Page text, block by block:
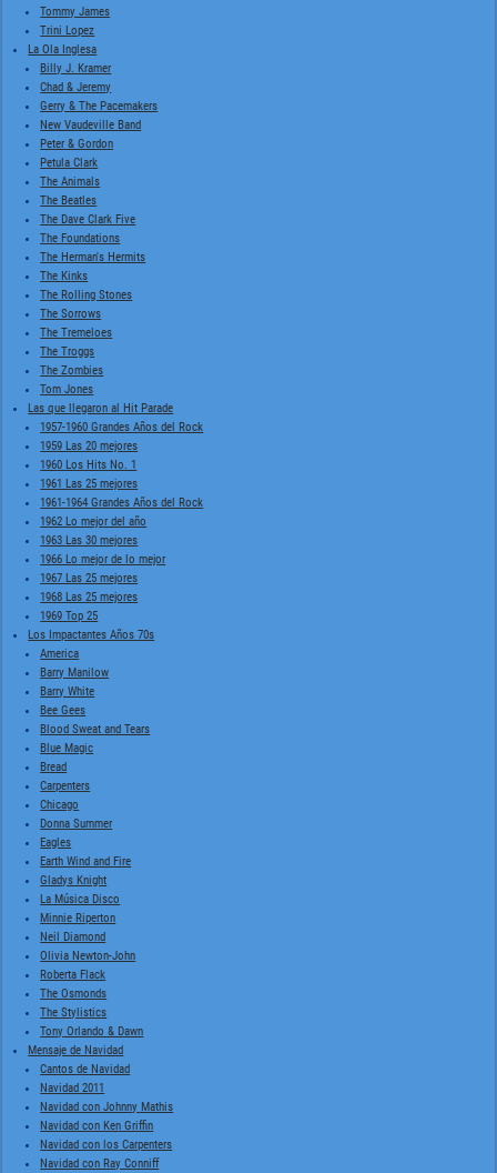
Tommy James
Trini Lopez
La Ola Inglesa
Billy J. Kramer
Chad & Jeremy
Gerry & The Pacemakers
New Vaudeville Band
Peter & Gordon
Petula Clark
The Animals
The Beatles
The Dave Clark Five
The Foundations
The Herman's Hermits
The Kinks
The Rolling Stones
The Sorrows
The Tremeloes
The Troggs
The Zombies
Tom Jones
Las que llegaron al Hit Parade
1957-1960 Grandes Años del Rock
1959 Las 20 mejores
1960 Los Hits No. 1
1961 Las 25 mejores
1961-1964 Grandes Años del Rock
1962 Lo mejor del año
1963 Las 30 mejores
1966 Lo mejor de lo mejor
1967 Las 25 mejores
1968 Las 25 mejores
1969 Top 25
Los Impactantes Años 70s
America
Barry Manilow
Barry White
Bee Gees
Blood Sweat and Tears
Blue Magic
Bread
Carpenters
Chicago
Donna Summer
Eagles
Earth Wind and Fire
Gladys Knight
La Música Disco
Minnie Riperton
Neil Diamond
Olivia Newton-John
Roberta Flack
The Osmonds
The Stylistics
Tony Orlando & Dawn
Mensaje de Navidad
Cantos de Navidad
Navidad 2011
Navidad con Johnny Mathis
Navidad con Ken Griffin
Navidad con los Carpenters
Navidad con Ray Conniff